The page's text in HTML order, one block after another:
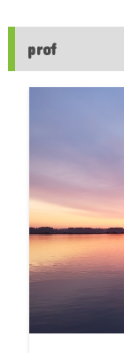
prof